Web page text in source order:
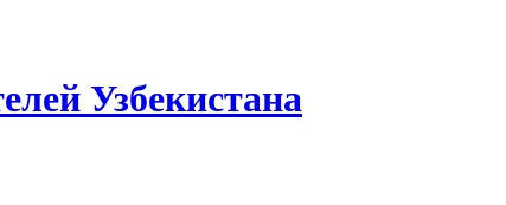
Узбекистана